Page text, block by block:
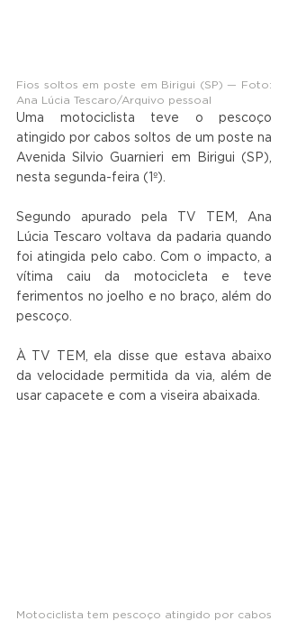
Fios soltos em poste em Birigui (SP) — Foto:
Ana Lúcia Tescaro/Arquivo pessoal
Uma motociclista teve o pescoço
atingido por cabos soltos de um poste na
Avenida Silvio Guarnieri em Birigui (SP),
nesta segunda-feira (1º).
Segundo apurado pela TV TEM, Ana
Lúcia Tescaro voltava da padaria quando
foi atingida pelo cabo. Com o impacto, a
vítima caiu da motocicleta e teve
ferimentos no joelho e no braço, além do
pescoço.
À TV TEM, ela disse que estava abaixo
da velocidade permitida da via, além de
usar capacete e com a viseira abaixada.
Motociclista tem pescoço atingido por cabos